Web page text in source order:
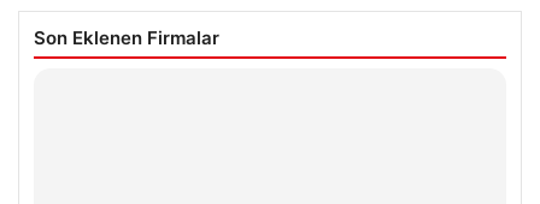
Son Eklenen Firmalar